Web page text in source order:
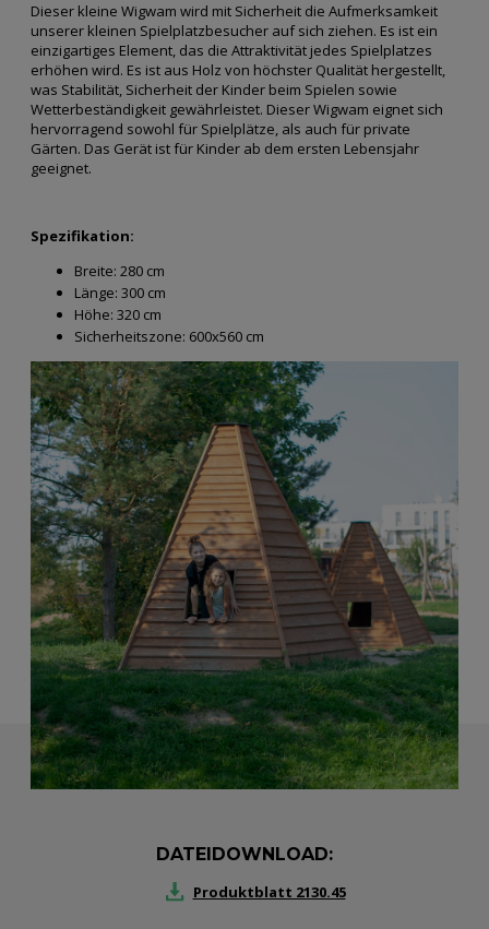
Dieser kleine Wigwam wird mit Sicherheit die Aufmerksamkeit
unserer kleinen Spielplatzbesucher auf sich ziehen. Es ist ein
einzigartiges Element, das die Attraktivität jedes Spielplatzes
erhöhen wird. Es ist aus Holz von höchster Qualität hergestellt,
was Stabilität, Sicherheit der Kinder beim Spielen sowie
Wetterbeständigkeit gewährleistet. Dieser Wigwam eignet sich
hervorragend sowohl für Spielplätze, als auch für private
Gärten. Das Gerät ist für Kinder ab dem ersten Lebensjahr
geeignet.
Spezifikation:
Breite: 280 cm
Länge: 300 cm
Höhe: 320 cm
Sicherheitszone: 600x560 cm
DATEIDOWNLOAD:
Produktblatt 2130.45